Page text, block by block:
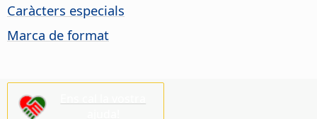
Caràcters especials
Marca de format